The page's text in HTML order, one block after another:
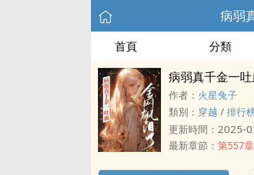
病弱
首頁 分類
病弱真千金一
作者： 火星兔子
類別： 穿越 / 排行
更新時間： 2025-
最新章節： 第557章